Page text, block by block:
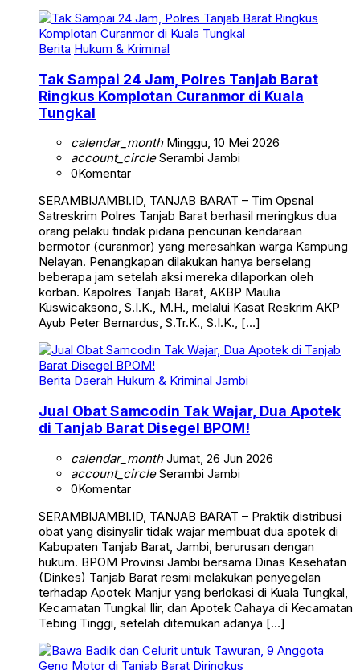
Berita Hukum & Kriminal
Tak Sampai 24 Jam, Polres Tanjab Barat
Ringkus Komplotan Curanmor di Kuala
Tungkal
calendar_monthMinggu, 10 Mei 2026
account_circleSerambi Jambi
0Komentar
SERAMBIJAMBI.ID, TANJAB BARAT – Tim Opsnal
Satreskrim Polres Tanjab Barat berhasil meringkus dua
orang pelaku tindak pidana pencurian kendaraan
bermotor (curanmor) yang meresahkan warga Kampung
Nelayan. Penangkapan dilakukan hanya berselang
beberapa jam setelah aksi mereka dilaporkan oleh
korban. Kapolres Tanjab Barat, AKBP Maulia
Kuswicaksono, S.I.K., M.H., melalui Kasat Reskrim AKP
Ayub Peter Bernardus, S.Tr.K., S.I.K., […]
Berita Daerah Hukum & Kriminal Jambi
Jual Obat Samcodin Tak Wajar, Dua Apotek
di Tanjab Barat Disegel BPOM!
calendar_monthJumat, 26 Jun 2026
account_circleSerambi Jambi
0Komentar
SERAMBIJAMBI.ID, TANJAB BARAT – Praktik distribusi
obat yang disinyalir tidak wajar membuat dua apotek di
Kabupaten Tanjab Barat, Jambi, berurusan dengan
hukum. BPOM Provinsi Jambi bersama Dinas Kesehatan
(Dinkes) Tanjab Barat resmi melakukan penyegelan
terhadap Apotek Manjur yang berlokasi di Kuala Tungkal,
Kecamatan Tungkal Ilir, dan Apotek Cahaya di Kecamatan
Tebing Tinggi, setelah ditemukan adanya […]